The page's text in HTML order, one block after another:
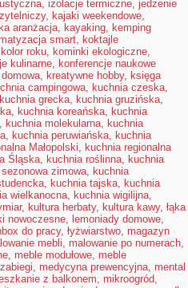
, izolacje termiczne, jedzenie
, kajaki weekendowe,
aranżacja, kayaking, kemping
smart, koktajle
kolor roku, kominki ekologiczne,
kulinarne, konferencje naukowe
domowa, kreatywne hobby, księga
campingowa, kuchnia czeska,
kuchnia grecka, kuchnia gruzińska,
, kuchnia koreańska, kuchnia
, kuchnia molekularna, kuchnia
, kuchnia peruwiańska, kuchnia
Małopolski, kuchnia regionalna
Śląska, kuchnia roślinna, kuchnia
zimowa, kuchnia
, kuchnia tajska, kuchnia
wielkanocna, kuchnia wigilijna,
, kultura herbaty, kultura kawy, łąka
nowoczesne, lemoniady domowe,
do pracy, łyżwiarstwo, magazyn
mebli, malowanie po numerach,
, meble modułowe, meble
, medycyna prewencyjna, mental
z balkonem, mikroogród,